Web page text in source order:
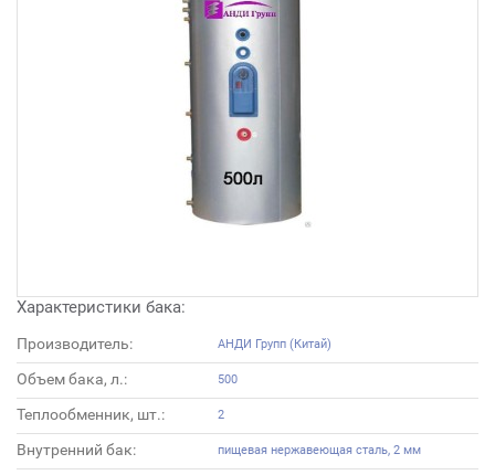
Характеристики бака:
Производитель: АНДИ Групп (Китай)
Объем бака, л.: 500
Теплообменник, шт.: 2
Внутренний бак: пищевая нержавеющая сталь, 2 мм